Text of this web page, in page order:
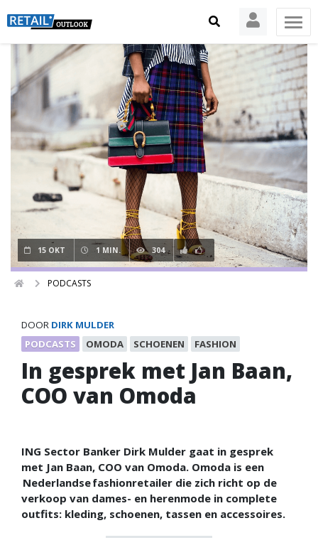
15 OKT 1 MIN. 304
PODCASTS
DOOR DIRK MULDER
PODCASTS
OMODA SCHOENEN FASHION
In gesprek met Jan Baan,
COO van Omoda
ING Sector Banker Dirk Mulder gaat in gesprek
met Jan Baan, COO van Omoda. Omoda is een
Nederlandse fashionretailer die zich richt op de
verkoop van dames- en herenmode in complete
outfits: kleding, schoenen, tassen en accessoires.